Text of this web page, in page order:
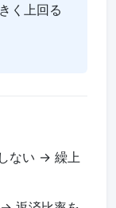
く上回る
ない -> 繰上